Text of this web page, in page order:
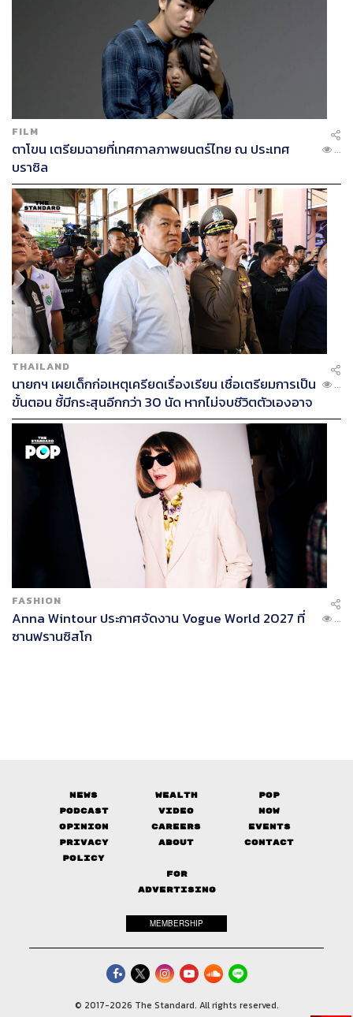
FILM
ตาโขน เตรียมฉายที่เทศกาลภาพยนตร์ไทย ณ ประเทศ
บราซิล
...
THAILAND
นายกฯ เผยเด็กก่อเหตุเครียดเรื่องเรียน เชื่อเตรียมการเป็น
ขั้นตอน ชี้มีกระสุนอีกกว่า 30 นัด หากไม่จบชีวิตตัวเองอาจ
สูญเสียเพิ่ม
...
FASHION
Anna Wintour ประกาศจัดงาน Vogue World 2027 ที่
ซานฟรานซิสโก
...
News Wealth
Pop
Podcast
Video
Now
Opinion
Careers
Events
Privacy
Policy
About Contact
FOR
ADVERTISING
MEMBERSHIP
© 2017-2026 The Standard. All rights reserved.